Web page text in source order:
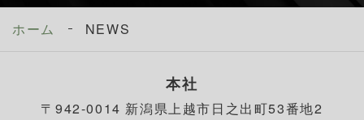
ホーム NEWS
本社
〒942-0014 新潟県上越市日之出町53番地2